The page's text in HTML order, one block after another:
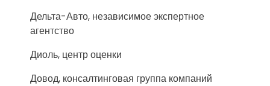
Дельта-Авто, независимое экспертное
агентство
Диоль, центр оценки
Довод, консалтинговая группа компаний